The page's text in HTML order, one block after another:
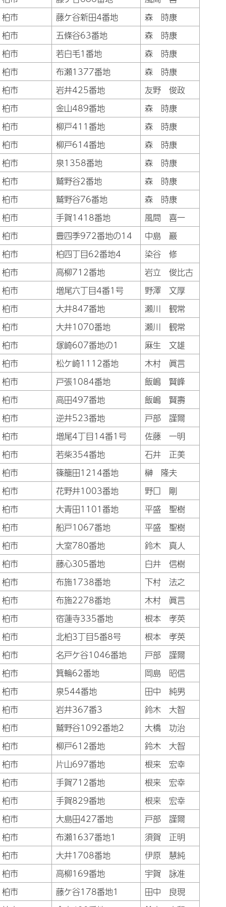
柏市
藤ケ谷新田4番地
森 時康
柏市
五條谷63番地
森 時康
柏市
若白毛1番地
森 時康
柏市
布瀬1377番地
森 時康
柏市
岩井425番地
友野 俊政
柏市
金山489番地
森 時康
柏市
柳戸411番地
森 時康
柏市
柳戸614番地
森 時康
柏市
泉1358番地
森 時康
柏市
鷲野谷2番地
森 時康
柏市
鷲野谷76番地
森 時康
柏市
手賀1418番地
風間 喜一
柏市
豊四季972番地の14
中島 巖
柏市
柏四丁目62番地4
染谷 修
柏市
高柳712番地
岩立 俊比古
柏市
増尾六丁目4番1号
野澤 文厚
柏市
大井847番地
瀬川 観常
柏市
大井1070番地
瀬川 観常
柏市
塚崎607番地の1
麻生 文雄
柏市
松ケ崎1112番地
木村 眞言
柏市
戸張1084番地
飯嶋 賢峰
柏市
高田497番地
飯嶋 賢壽
柏市
逆井523番地
戸部 謹爾
柏市
増尾4丁目14番1号
佐藤 一明
柏市
若柴354番地
石井 正美
柏市
篠籠田1214番地
榊 隆夫
柏市
花野井1003番地
野口 剛
柏市
大青田1101番地
平盛 聖樹
柏市
船戸1067番地
平盛 聖樹
柏市
大室780番地
鈴木 真人
柏市
藤心305番地
白井 信樹
柏市
布施1738番地
下村 法之
柏市
布施2278番地
木村 眞言
柏市
宿蓮寺335番地
根本 孝英
柏市
北柏3丁目5番8号
根本 孝英
柏市
名戸ケ谷1046番地
戸部 謹爾
柏市
箕輪62番地
岡島 昭信
柏市
泉544番地
田中 純男
柏市
岩井367番3
鈴木 大智
柏市
鷲野谷1092番地2
大橋 功治
柏市
柳戸612番地
鈴木 大智
柏市
片山697番地
根来 宏幸
柏市
手賀712番地
根来 宏幸
柏市
手賀829番地
根来 宏幸
柏市
大島田427番地
戸部 謹爾
柏市
布瀬1637番地1
須賀 正明
柏市
大井1708番地
伊原 慧純
柏市
高柳169番地
宇賀 詠准
柏市
藤ケ谷178番地1
田中 良現